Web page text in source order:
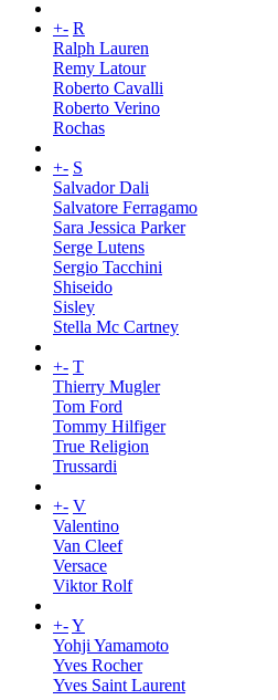
+- R
Ralph Lauren
Remy Latour
Roberto Cavalli
Roberto Verino
Rochas
+- S
Salvador Dali
Salvatore Ferragamo
Sara Jessica Parker
Serge Lutens
Sergio Tacchini
Shiseido
Sisley
Stella Mc Cartney
+- T
Thierry Mugler
Tom Ford
Tommy Hilfiger
True Religion
Trussardi
+- V
Valentino
Van Cleef
Versace
Viktor Rolf
+-Y
Yohji Yamamoto
Yves Rocher
Yves Saint Laurent